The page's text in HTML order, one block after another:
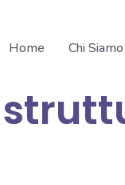
Home Chi Siamo